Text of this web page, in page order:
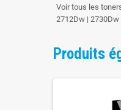
Voir tous les
2712Dw |
Produits